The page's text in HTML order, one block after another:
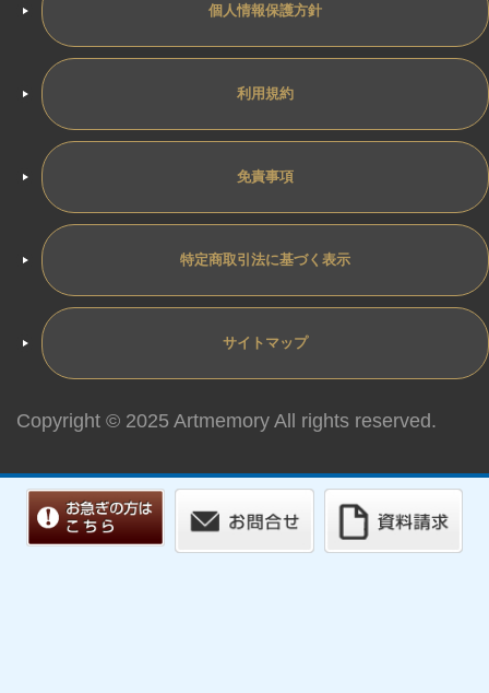
個人情報保護方針
利用規約
免責事項
特定商取引法に基づく表示
サイトマップ
Copyright © 2025 Artmemory All rights reserved.